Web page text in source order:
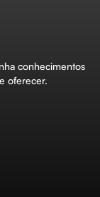
conhecimentos
oferecer.